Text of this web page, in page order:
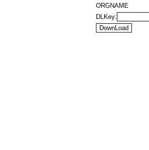
ORGNAME
DLKey: